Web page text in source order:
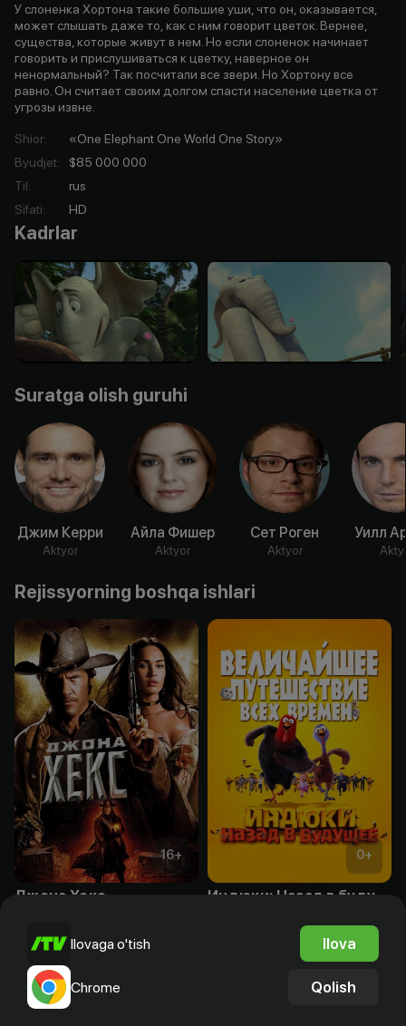
У слоненка Хортона такие большие уши, что он, оказывается,
может слышать даже то, как с ним говорит цветок. Вернее,
существа, которые живут в нем. Но если слоненок начинает
говорить и прислушиваться к цветку, наверное он
ненормальный? Так посчитали все звери. Но Хортону все
равно. Он считает своим долгом спасти население цветка от
угрозы извне.
Shior:
«One Elephant One World One Story»
Byudjet:
$85 000 000
Til:
rus
Sifati: HD
Kadrlar
Suratga olish guruhi
Джим Керри
Aktyor
Айла Фишер
Aktyor
Сет Роген
Aktyor
Уилл
Rejissyorning boshqa ishlari
16+
Джона Хекс
0+
Ilovaga o'tish Ilova
Chrome Qolish